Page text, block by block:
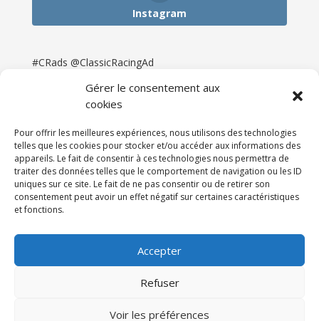
Gérer le consentement aux
cookies
Pour offrir les meilleures expériences, nous utilisons des technologies
telles que les cookies pour stocker et/ou accéder aux informations des
appareils. Le fait de consentir à ces technologies nous permettra de
traiter des données telles que le comportement de navigation ou les ID
uniques sur ce site. Le fait de ne pas consentir ou de retirer son
consentement peut avoir un effet négatif sur certaines caractéristiques
et fonctions.
Accepter
Refuser
Voir les préférences
Instagram
#CRads @ClassicRacingAd
Newsletter & Presse
Partenaires
Tarifs
Espace Client
121DigitalGroup |